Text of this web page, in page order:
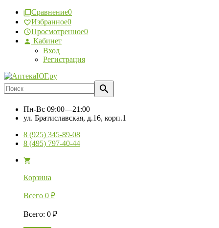
Сравнение0
Избранное0
Просмотренное0
Кабинет
Вход
Регистрация
Пн-Вс 09:00—21:00
ул. Братиславская, д.16, корп.1
8 (925) 345-89-08
8 (495) 797-40-44
Корзина
Всего 0 ₽
Всего: 0 ₽